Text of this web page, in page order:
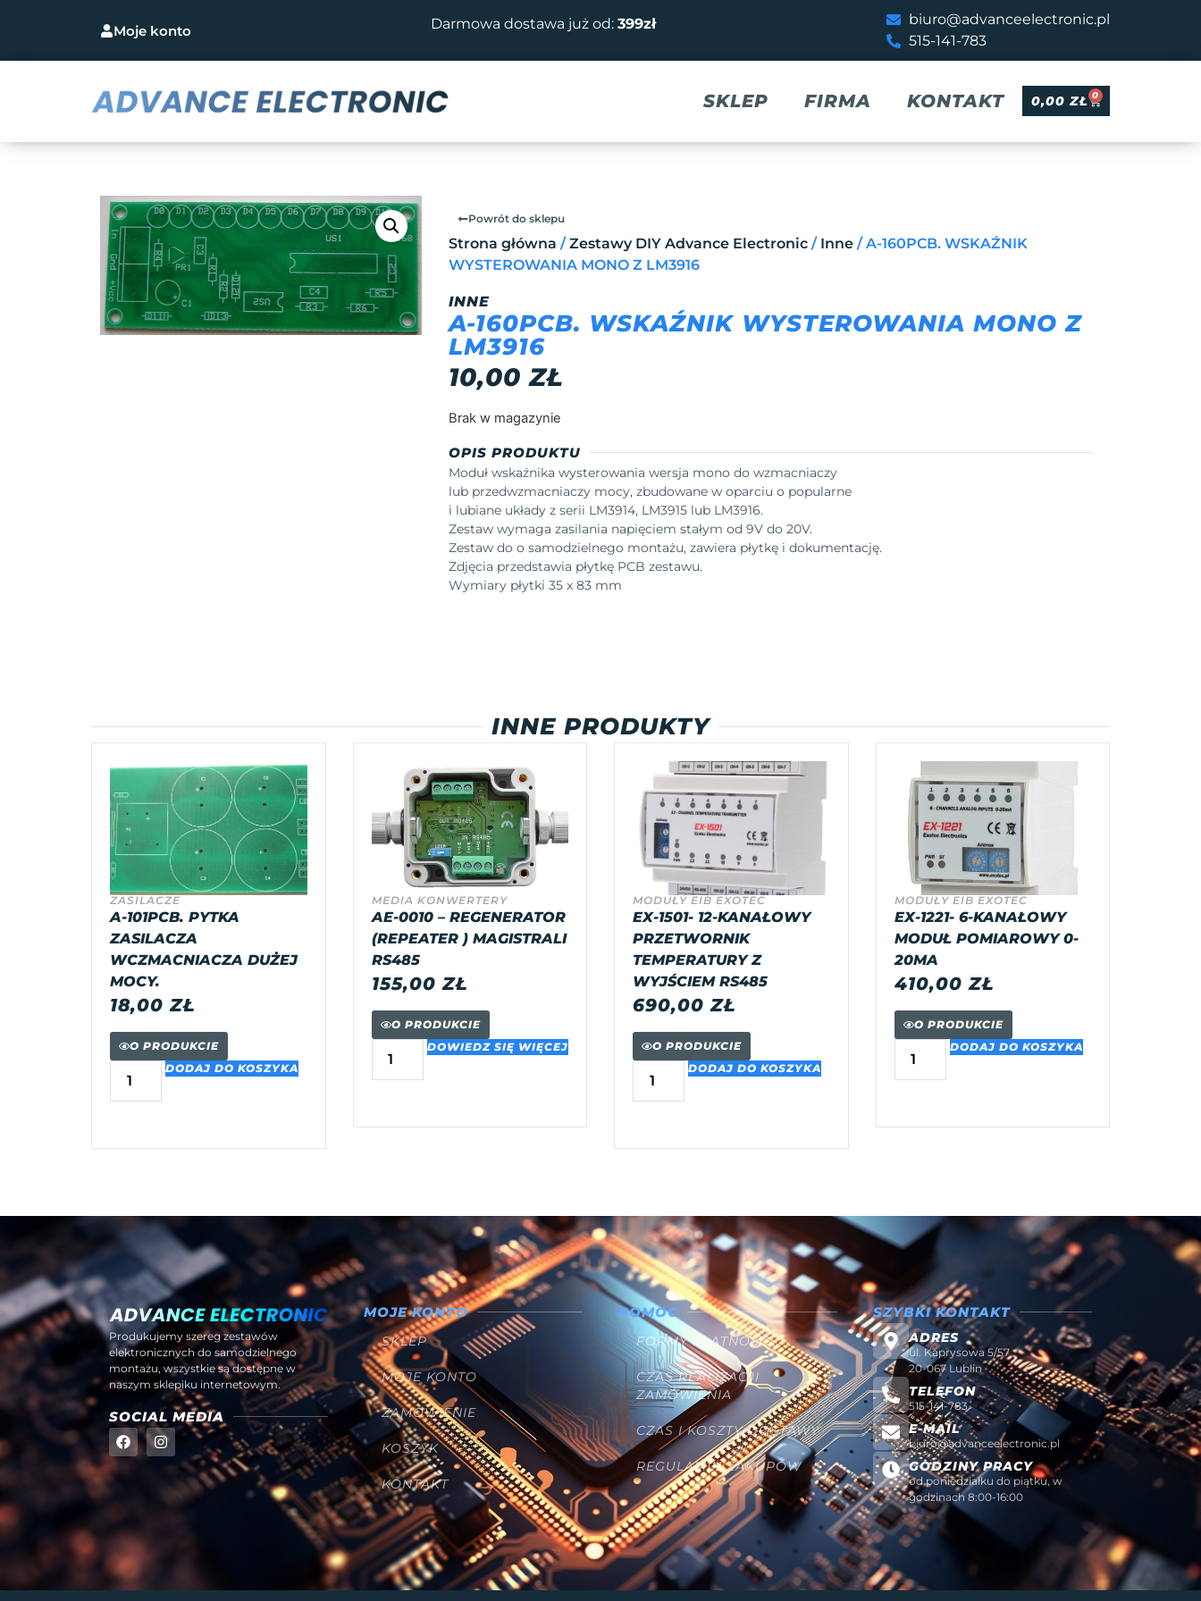
Moje konto Darmowa dostawa już od: 399zł
biuro@advanceelectronic.pl
515-141-783
SKLEP FIRMA KONTAKT 0,00ZŁ 0
Powrót do sklepu
Strona główna /Zestawy DIY Advance Electronic/ Inne/ A-160PCB. WSKAŹNIK
WYSTEROWANIA MONO Z LM3916
INNE
A-160PCB. WSKAŹNIK WYSTEROWANIA MONO Z
LM3916
10,00ZŁ
Brak w magazynie
OPIS PRODUKTU
Moduł wskaźnika wysterowania wersja mono do wzmacniaczy
lub przedwzmacniaczy mocy, zbudowane w oparciu o popularne
i lubiane układy z serii LM3914, LM3915 lub LM3916.
Zestaw wymaga zasilania napięciem stałym od 9V do 20V.
Zestaw do o samodzielnego montażu, zawiera płytkę i dokumentację.
Zdjęcia przedstawia płytkę PCB zestawu.
Wymiary płytki 35 x 83 mm
INNE PRODUKTY
ZASILACZE
A-101PCB. PYTKA
ZASILACZA
WCZMACNIACZA DUŻEJ
MOCY.
18,00ZŁ
O PRODUKCIE
DODAJ DO KOSZYKA
MEDIA KONWERTERY
AE-0010 – REGENERATOR
(REPEATER ) MAGISTRALI
RS485
155,00ZŁ
O PRODUKCIE
DOWIEDZ SIĘ WIĘCEJ
MODUŁY EIB EXOTEC
EX-1501- 12-KANAŁOWY
PRZETWORNIK
TEMPERATURY Z
WYJŚCIEM RS485
690,00ZŁ
O PRODUKCIE
DODAJ DO KOSZYKA
MODUŁY EIB EXOTEC
EX-1221- 6-KANAŁOWY
MODUŁ POMIAROWY 0-
20MA
410,00ZŁ
O PRODUKCIE
DODAJ DO KOSZYKA
Produkujemy szereg zestawów
elektronicznych do samodzielnego
montażu, wszystkie są dostępne w
naszym sklepiku internetowym.
SOCIAL MEDIA
MOJE KONTO
SKLEP
MOJE KONTO
ZAMÓWIENIE
KOSZYK
KONTAKT
POMOC
FORMY PŁATNOŚCI
CZAS REALIZACJI
ZAMÓWIENIA
CZAS I KOSZTY DOSTAWY
REGULAMIN ZAKUPÓW
SZYBKI KONTAKT
ADRES
ul. Kaprysowa 5/57
20-067 Lublin
TELEFON
515-141-783
E-MAIL
biuro@advanceelectronic.pl
GODZINY PRACY
od poniedziałku do piątku, w
godzinach 8:00-16:00